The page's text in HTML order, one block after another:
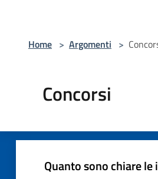
Home > Argomenti >
Concorsi
Quanto sono chiare